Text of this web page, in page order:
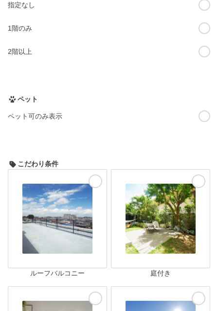
指定なし
1階のみ
2階以上
ペット
ペット可のみ表示
こだわり条件
ルーフバルコニー 庭付き